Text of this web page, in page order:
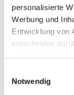
personalisierte
Werbung und
Entwicklung von
entscheiden
Trigger Symbol
Notwendig
Händler
Karosserieform
Coupé
Tachostand
71.583 km
Leistung (kW/PS)